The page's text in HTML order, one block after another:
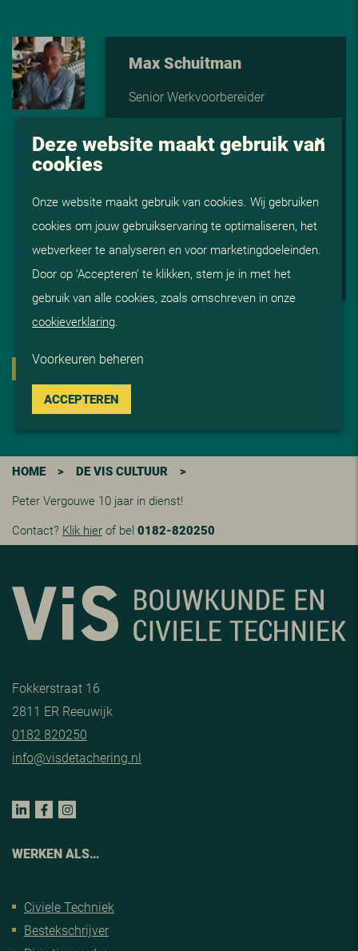
Max Schuitman
Senior Werkvoorbereider
Ik zou ViS zeker aanbevelen aan
anderen. De begeleiding en het
hebben echt oog voor de juiste
match tussen werknemer en o…
Lees meer
HOME > DE VIS CULTUUR
>
Peter Vergouwe 10 jaar in dienst!
Contact? Klik hier of bel 0182-820250
Fokkerstraat 16
2811 ER Reeuwijk
0182 820250
info@visdetachering.nl
WERKEN ALS…
Civiele Techniek
Bestekschrijver
Deze website maakt gebruik van
cookies
Onze website maakt gebruik van cookies. Wij gebruiken
cookies om jouw gebruikservaring te optimaliseren, het
webverkeer te analyseren en voor marketingdoeleinden.
Door op ‘Accepteren’ te klikken, stem je in met het
gebruik van alle cookies, zoals omschreven in onze
cookieverklaring
Voorkeuren beheren
ACCEPTEREN